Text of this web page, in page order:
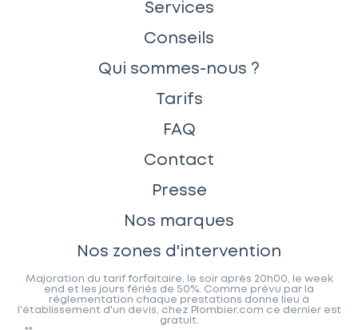
Services
Conseils
Qui sommes-nous ?
Tarifs
FAQ
Contact
Presse
Nos marques
Nos zones d'intervention
Majoration du tarif forfaitaire, le soir après 20h00, le week
end et les jours fériés de 50%. Comme prévu par la
réglementation chaque prestations donne lieu à
l'établissement d'un devis, chez Plombier.com ce dernier est
gratuit.